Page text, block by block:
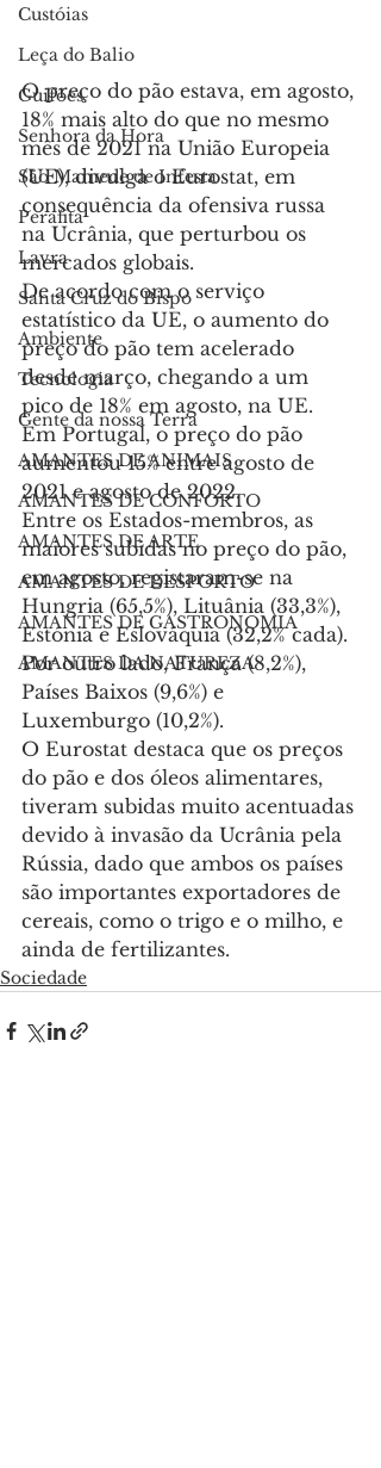
Custóias
Leça do Balio
Guifões
Senhora da Hora
São Mamede de Infesta
Perafita
Lavra
Santa Cruz do Bispo
Ambiente
Tecnologia
Gente da nossa Terra
AMANTES DE ANIMAIS
AMANTES DE CONFORTO
AMANTES DE ARTE
AMANTES DE DESPORTO
AMANTES DE GASTRONOMIA
AMANTES DA NATUREZA
O preço do pão estava, em agosto,
18% mais alto do que no mesmo
mês de 2021 na União Europeia
(UE), divulga o Eurostat, em
consequência da ofensiva russa
na Ucrânia, que perturbou os
mercados globais.
De acordo com o serviço
estatístico da UE, o aumento do
preço do pão tem acelerado
desde março, chegando a um
pico de 18% em agosto, na UE.
Em Portugal, o preço do pão
aumentou 15% entre agosto de
2021 e agosto de 2022.
Entre os Estados-membros, as
maiores subidas no preço do pão,
em agosto, registaram-se na
Hungria (65,5%), Lituânia (33,3%),
Estónia e Eslováquia (32,2% cada).
Por outro lado, França (8,2%),
Países Baixos (9,6%) e
Luxemburgo (10,2%).
O Eurostat destaca que os preços
do pão e dos óleos alimentares,
tiveram subidas muito acentuadas
devido à invasão da Ucrânia pela
Rússia, dado que ambos os países
são importantes exportadores de
cereais, como o trigo e o milho, e
ainda de fertilizantes.
Sociedade